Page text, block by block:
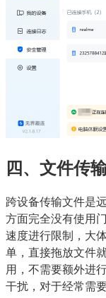
四、文件传
跨设备传输文件是
方面完全没有使用
速度进行限制，大
单，直接拖放文件
用，不需要额外进
干扰，对于经常需